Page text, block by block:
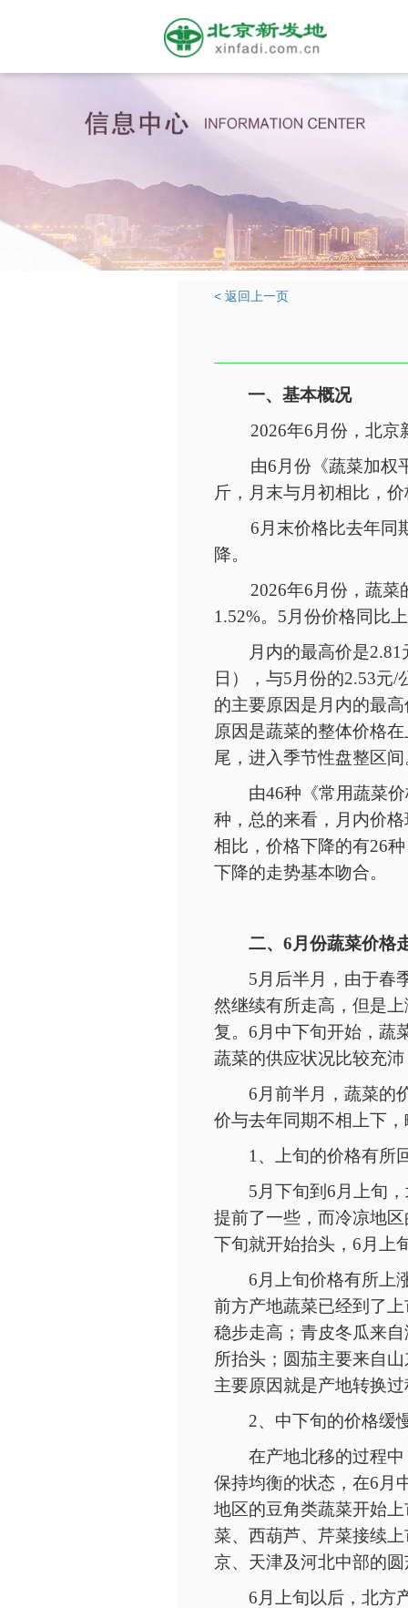
< 返回上一页
一、基本概况
2026年6月份，北
由6月份《蔬菜加权
斤，月末与月初相比，
6月末价格比去年同
降。
2026年6月份，蔬菜
1.52%。5月份价格同比
月内的最高价是2.81
日），与5月份的2.53元
的主要原因是月内的最
原因是蔬菜的整体价格
尾，进入季节性盘整区间
由46种《常用蔬菜
种，总的来看，月内价
相比，价格下降的有26
下降的走势基本吻合。
二、 6月份蔬菜价格
5月后半月，由于春
然继续有所走高，但是
复。6月中下旬开始，蔬
蔬菜的供应状况比较充
6月前半月，蔬菜的
价与去年同期不相上下
1、上旬的价格有所
5月下旬到6月上旬
提前了一些，而冷凉地
下旬就开始抬头，6月上
6月上旬价格有所上
前方产地蔬菜已经到了
稳步走高；青皮冬瓜来
所抬头；圆茄主要来自
主要原因就是产地转换
2、中下旬的价格缓
在产地北移的过程
保持均衡的状态，在6月
地区的豆角类蔬菜开始
菜、西葫芦、芹菜接续
京、天津及河北中部的
6月上旬以后，北方